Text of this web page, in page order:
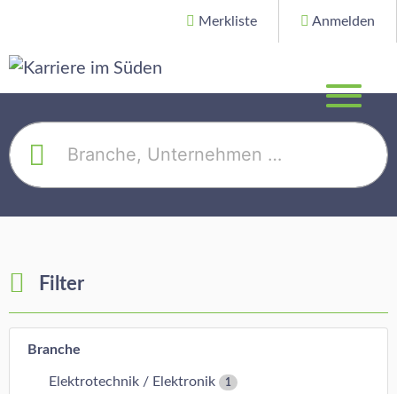
Merkliste Anmelden
Filter
Branche
Elektrotechnik / Elektronik 1